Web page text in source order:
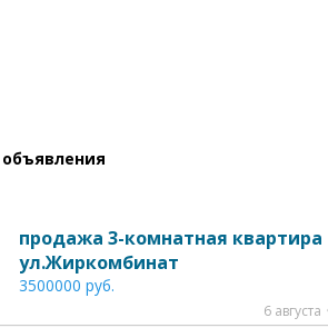
продажа 3-комнатная квартира
ул.Жиркомбинат
3500000 руб.
6 августа